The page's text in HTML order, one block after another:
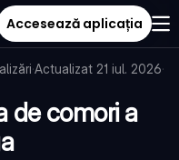
Accesează aplicația
·Actualizat 21 iul. 2026·
de comori a